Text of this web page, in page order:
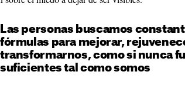
Las personas buscamos
fórmulas para mejorar,
transformarnos, como si nunca
suficientes tal como somos